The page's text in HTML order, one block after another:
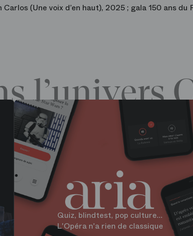
(Une voix d’en haut), 2025 ; gala 150 ans du
l’univers
Quiz, blindtest, pop culture...
L'Opéra n'a rien de classique